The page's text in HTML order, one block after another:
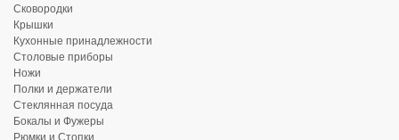
Сковородки
Крышки
Кухонные принадлежности
Столовые приборы
Ножи
Полки и держатели
Стеклянная посуда
Бокалы и Фужеры
Рюмки и Стопки